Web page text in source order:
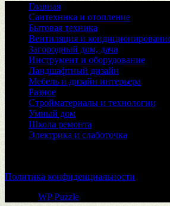
Главная
Сантехника и отопление
Бытовая техника
Вентиляция и
Загородный дом, дача
Инструмент и оборудование
Ландшафтный дизайн
Мебель и дизайн интерьера
Разное
Стройматериалы и технологии
Умный дом
Школа ремонта
Электрика и слаботочка
Политика конфиденциальности
WP Puzzle